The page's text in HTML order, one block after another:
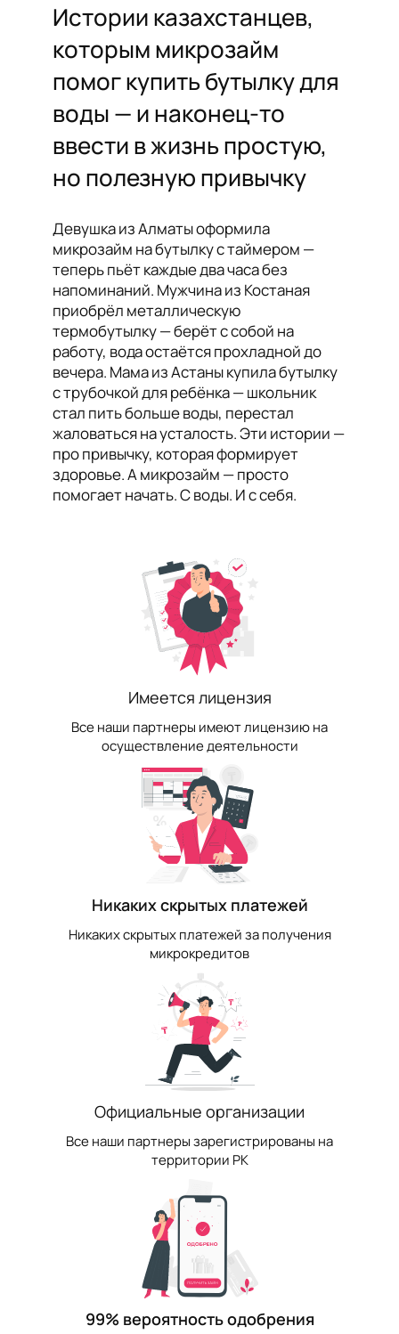
Истории казахстанцев,
которым микрозайм
помог купить бутылку для
воды — и наконец-то
ввести в жизнь простую,
но полезную привычку
Девушка из Алматы оформила
микрозайм на бутылку с таймером —
теперь пьёт каждые два часа без
напоминаний. Мужчина из Костаная
приобрёл металлическую
термобутылку — берёт с собой на
работу, вода остаётся прохладной до
вечера. Мама из Астаны купила бутылку
с трубочкой для ребёнка — школьник
стал пить больше воды, перестал
жаловаться на усталость. Эти истории —
про привычку, которая формирует
здоровье. А микрозайм — просто
помогает начать. С воды. И с себя.
Имеется лицензия
Все наши партнеры имеют лицензию на
осуществление деятельности
Никаких скрытых платежей
Никаких скрытых платежей за получения
микрокредитов
Официальные организации
Все наши партнеры зарегистрированы на
территории РК
99% вероятность одобрения